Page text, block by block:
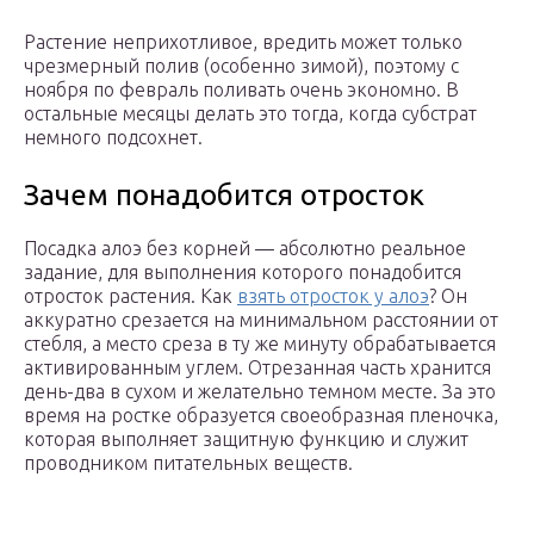
Растение неприхотливое, вредить может только
чрезмерный полив (особенно зимой), поэтому с
ноября по февраль поливать очень экономно. В
остальные месяцы делать это тогда, когда субстрат
немного подсохнет.
Зачем понадобится отросток
Посадка алоэ без корней — абсолютно реальное
задание, для выполнения которого понадобится
отросток растения. Как взять отросток у алоэ? Он
аккуратно срезается на минимальном расстоянии от
стебля, а место среза в ту же минуту обрабатывается
активированным углем. Отрезанная часть хранится
день-два в сухом и желательно темном месте. За это
время на ростке образуется своеобразная пленочка,
которая выполняет защитную функцию и служит
проводником питательных веществ.